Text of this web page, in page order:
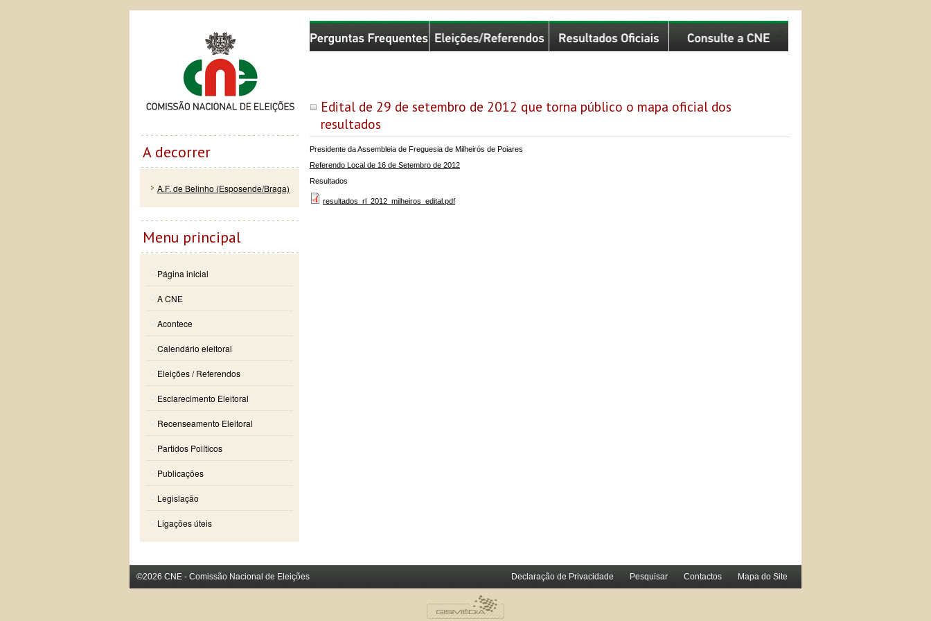
Edital de 29 de setembro de 2012 que torna público o mapa oficial dos
resultados
Presidente da Assembleia de Freguesia de Milheirós de Poiares
Referendo Local de 16 de Setembro de 2012
Resultados
resultados_rl_2012_milheiros_edital.pdf
Comissão Nacional de Eleições
A decorrer
A.F. de Belinho (Esposende/Braga)
Menu principal
Página inicial
A CNE
Acontece
Calendário eleitoral
Eleições / Referendos
Esclarecimento Eleitoral
Recenseamento Eleitoral
Partidos Políticos
Publicações
Legislação
Ligações úteis
©2026 CNE - Comissão Nacional de Eleições Declaração de Privacidade Pesquisar Contactos Mapa do Site